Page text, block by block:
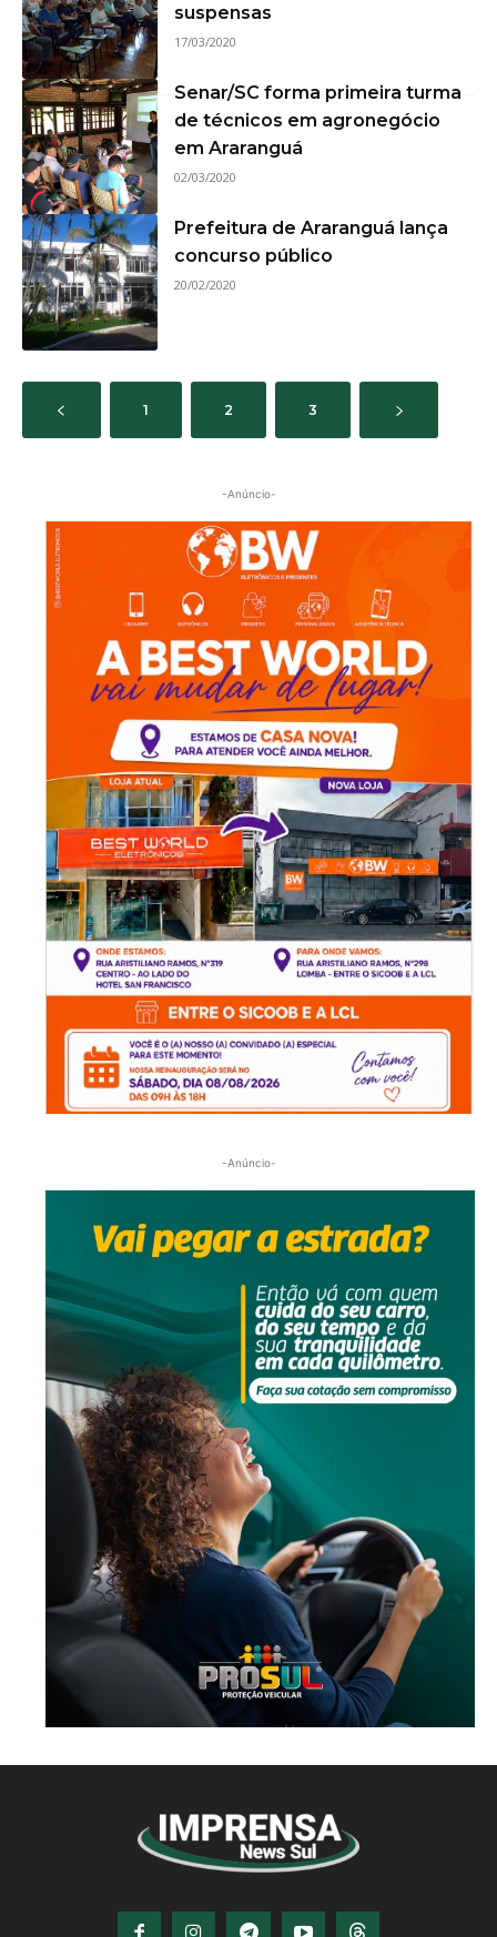
suspensas
17/03/2020
Senar/SC forma primeira turma
de técnicos em agronegócio
em Araranguá
02/03/2020
Prefeitura de Araranguá lança
concurso público
20/02/2020
1 2 3
-Anúncio-
-Anúncio-